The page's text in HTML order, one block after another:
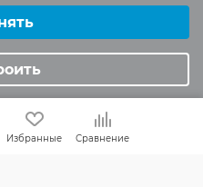
ответы
Избранные Сравнение